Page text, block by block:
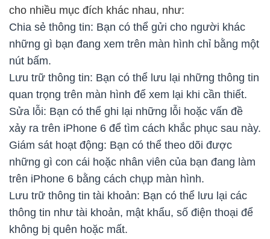
cho nhiều mục đích khác nhau, như:
Chia sẻ thông tin: Bạn có thể gửi cho người khác
những gì bạn đang xem trên màn hình chỉ bằng một
nút bấm.
Lưu trữ thông tin: Bạn có thể lưu lại những thông tin
quan trọng trên màn hình để xem lại khi cần thiết.
Sửa lỗi: Bạn có thể ghi lại những lỗi hoặc vấn đề
xảy ra trên iPhone 6 để tìm cách khắc phục sau này.
Giám sát hoạt động: Bạn có thể theo dõi được
những gì con cái hoặc nhân viên của bạn đang làm
trên iPhone 6 bằng cách chụp màn hình.
Lưu trữ thông tin tài khoản: Bạn có thể lưu lại các
thông tin như tài khoản, mật khẩu, số điện thoại để
không bị quên hoặc mất.